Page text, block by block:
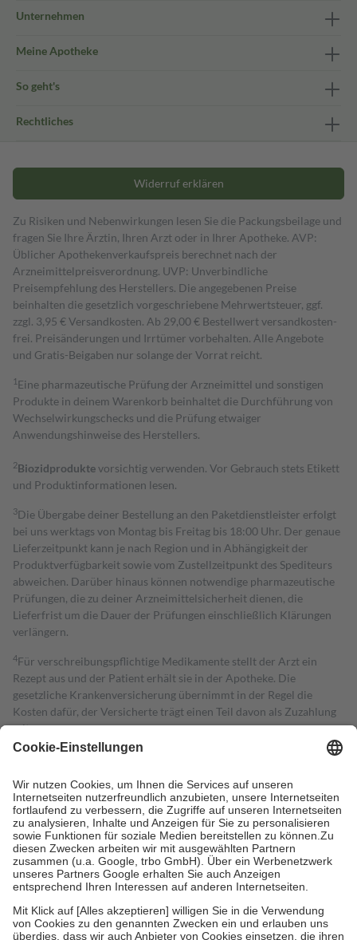
Unternehmen
Meine Apotheke
So geht's
Rechtliches
Widerruf erklären
Zu Risiken und Nebenwirkungen lesen Sie die Packungsbeilage und
fragen Sie Ihre Ärztin, Ihren Arzt oder in Ihrer Apotheke. AVP:
Üblicher Apothekenverkaufspreis berechnet nach der
Arzneimittelpreisverordnung. UVP: Unverbindliche
Preisempfehlung des Herstellers. Die angegebenen Preise
beinhalten die gesetzlich vorgeschriebene Mehrwertsteuer, ggf.
zzgl. 3,95 € Versandkosten. Ab 29,00 € Bestell­wert versand­kosten­
frei. Preisänderungen und Irrtümer vorbehalten. Alle Angebote
und Gratis-Beigaben nur solange der Vorrat reicht.
1 Eine pharmazeutische Prüfung der Arzneimittel und sonstigen
Produkte in deinem Warenkorb beinhaltet die Durchführung von
Wechselwirkungschecks und die Prüfung etwaiger
Anwendungshinweise des Herstellers.
2Biozidproduktevorsichtig verwenden. Vor Gebrauch stets Etikett
und Produktinformationen lesen.
3Die Übergabe deiner Bestellung an den Paketdienstleister erfolgt
bei uns werktags von Montag bis Freitag bis 18:00 Uhr. Der genaue
Lieferzeitpunkt kann je nach Region und in Abhängigkeit der
Produktverfügbarkeit sowie vom Zustellzeitpunkt des Spediteurs
abweichen. Darüber hinaus können notwendige pharmazeutische
Prüfungen, die zu deiner Arzneimittelsicherheit dienen, die
Lieferfrist um die Dauer der Prüfungen einschließlich Klärungen
verlängern.
4Für verschreibungspflichtige Medikamente stellt der Arzt ein
Rezept aus und der Patient erhält sie in der Apotheke. Die
gesetzliche Krankenversicherung übernimmt in der Regel die
Kosten dafür, der Versicherte trägt einen Teil davon als Zuzahlung
mit.
Grundsätzlich leisten Mitglieder Zuzahlungen in Höhe von zehn
höchstens zehn Euro.
Es sind jedoch nie mehr als die tatsächlichen
Kosten der Leistung zu entrichten.
Diese Regeln gelten grundsätzlich auch für Online-Apotheken.
Bei Heilmitteln und häuslicher Krankenpflege beträgt die
Zuzahlung zehn Prozent der Kosten sowie zehn Euro je
Verordnung.
Um das Engagement der Versicherten für ihre eigene Gesundheit zu
stärken und die besondere Stellung der Familie zu unterstützen,
fallenkeine Zuzahlungenan bei:
• Kindern und Jugendlichen bis zum vollendeten 18. Lebensjahr